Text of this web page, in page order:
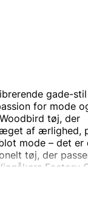
gade-
for mode
tøj, der
af ærlighed,
mode – det er
tøj, der
Factory